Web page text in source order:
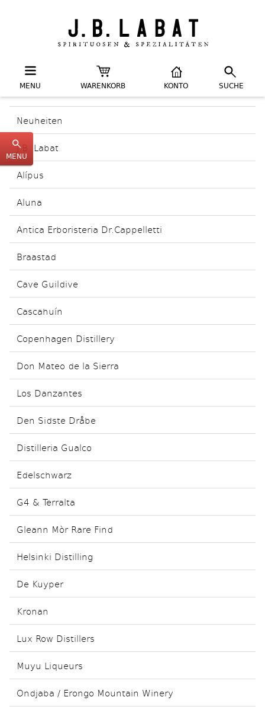
MENU WARENKORB KONTO SUCHE
Neuheiten
J.B. Labat
Alípus
Aluna
Antica Erboristeria Dr.Cappelletti
Braastad
Cave Guildive
Cascahuín
Copenhagen Distillery
Don Mateo de la Sierra
Los Danzantes
Den Sidste Dråbe
Distilleria Gualco
Edelschwarz
G4 & Terralta
Gleann Mòr Rare Find
Helsinki Distilling
De Kuyper
Kronan
Lux Row Distillers
Muyu Liqueurs
Ondjaba / Erongo Mountain Winery
MENU